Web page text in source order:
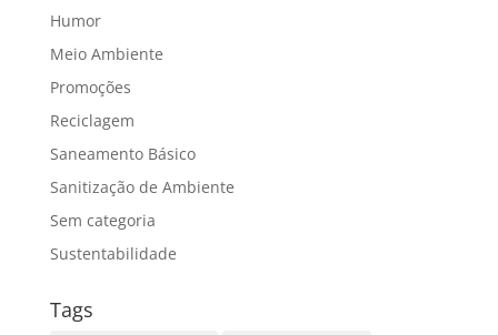
Humor
Meio Ambiente
Promoções
Reciclagem
Saneamento Básico
Sanitização de Ambiente
Sem categoria
Sustentabilidade
Tags